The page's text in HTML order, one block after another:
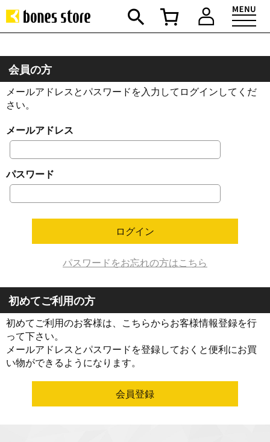
会員の方
メールアドレスとパスワードを入力してログインしてくだ
さい。
メールアドレス
パスワード
パスワードをお忘れの方はこちら
初めてご利用の方
初めてご利用のお客様は、こちらからお客様情報登録を行
って下さい。
メールアドレスとパスワードを登録しておくと便利にお買
い物ができるようになります。